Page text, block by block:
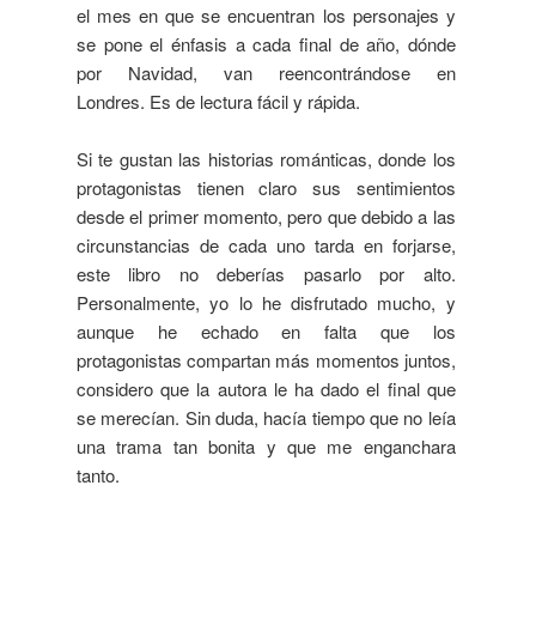
el mes en que se encuentran los personajes y
se pone el énfasis a cada final de año, dónde
por Navidad, van reencontrándose en
Londres. Es de lectura fácil y rápida.
Si te gustan las historias románticas, donde los
protagonistas tienen claro sus sentimientos
desde el primer momento, pero que debido a las
circunstancias de cada uno tarda en forjarse,
este libro no deberías pasarlo por alto.
Personalmente, yo lo he disfrutado mucho, y
aunque he echado en falta que los
protagonistas compartan más momentos juntos,
considero que la autora le ha dado el final que
se merecían. Sin duda, hacía tiempo que no leía
una trama tan bonita y que me enganchara
tanto.